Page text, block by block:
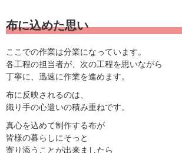
布に込めた思い
ここでの作業は分業になっています。
各工程の担当者が、次の工程を思いながら
丁寧に、迅速に作業を進めます。
布に反映されるのは、
織り手の心遣いの積み重ねです。
真心を込めて制作する布が
皆様の暮らしにそっと
寄り添うことが出来ましたら